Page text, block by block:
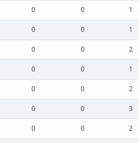
0 0
1
0 0
1
0 0
2
0 0
1
0 0
2
0 0
3
0 0
2